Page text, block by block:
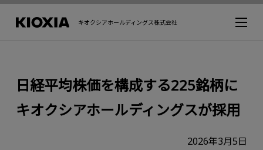
キオクシアホールディングス株式会社
日経平均株価を構成する225銘柄に
キオクシアホールディングスが採用
2026年3月5日